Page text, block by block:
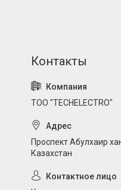
ТОО "TECHELECTRO"
Проспект Абулхаир
Казахстан